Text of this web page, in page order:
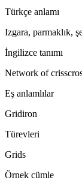
Türkçe anlamı
Izgara, parmaklık,
İngilizce tanımı
Network of
Eş anlamlılar
Gridiron
Türevleri
Grids
Örnek cümle